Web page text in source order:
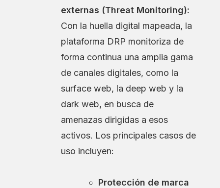
externas (Threat Monitoring):
Con la huella digital mapeada, la
plataforma DRP monitoriza de
forma continua una amplia gama
de canales digitales, como la
surface web, la deep web y la
dark web, en busca de
amenazas dirigidas a esos
activos. Los principales casos de
uso incluyen:
Protección de marca